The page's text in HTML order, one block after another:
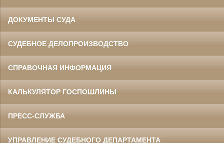
ДОКУМЕНТЫ СУДА
СУДЕБНОЕ ДЕЛОПРОИЗВОДСТВО
СПРАВОЧНАЯ ИНФОРМАЦИЯ
КАЛЬКУЛЯТОР ГОСПОШЛИНЫ
ПРЕСС-СЛУЖБА
УПРАВЛЕНИЕ СУДЕБНОГО ДЕПАРТАМЕНТА